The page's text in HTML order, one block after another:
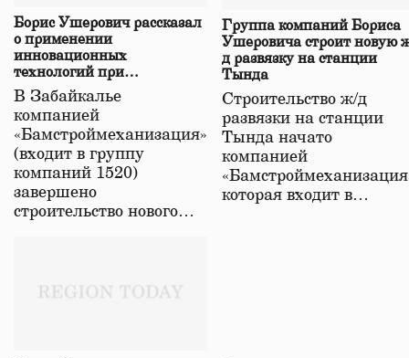
Борис Ушерович рассказал
о применении
инновационных
технологий при
строительстве нового моста
в Забайкалье
В Забайкалье
компанией
«Бамстроймеханизация»
(входит в группу
компаний 1520)
завершено
строительство нового…
Группа компаний Бориса
Ушеровича строит новую
д развязку на станции
Тында
Строительство ж/д
развязки на станции
Тында начато
компанией
которая входит в…